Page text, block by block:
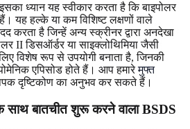
ध्यान यह स्वीकार करता है कि बाइपोलर
यह हल्के या कम विशिष्ट लक्षणों वाले
करता है जिन्हें अन्य स्क्रीनर द्वारा अनदेखा
II डिसऑर्डर या साइक्लोथिमिया जैसी
विशेष रूप से उपयोगी बनाता है, जिनकी
एपिसोड होते हैं। आप हमारेमुफ्त
दृष्टिकोण का अनुभव कर सकते हैं।
साथ बातचीत शुरू करने वाला BSDS